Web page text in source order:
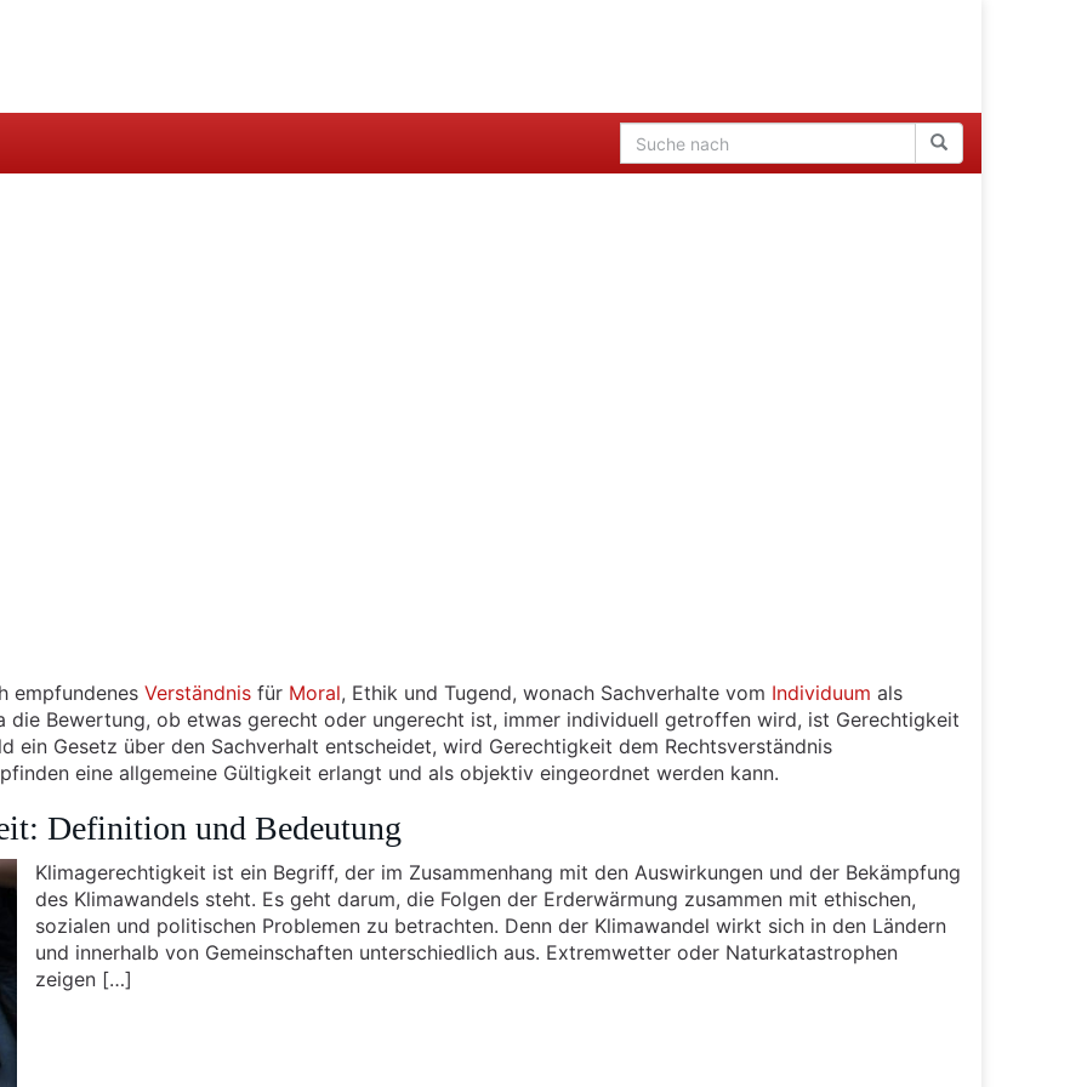
empfundenes Verständnis für Moral, Ethik und Tugend, wonach Sachverhalte vom Individuum als
Bewertung, ob etwas gerecht oder ungerecht ist, immer individuell getroffen wird, ist Gerechtigkeit
ein Gesetz über den Sachverhalt entscheidet, wird Gerechtigkeit dem Rechtsverständnis
eine allgemeine Gültigkeit erlangt und als objektiv eingeordnet werden kann.
Definition und Bedeutung
Klimagerechtigkeit ist ein Begriff, der im Zusammenhang mit den Auswirkungen und der Bekämpfung
des Klimawandels steht. Es geht darum, die Folgen der Erderwärmung zusammen mit ethischen,
sozialen und politischen Problemen zu betrachten. Denn der Klimawandel wirkt sich in den Ländern
und innerhalb von Gemeinschaften unterschiedlich aus. Extremwetter oder Naturkatastrophen
zeigen […]